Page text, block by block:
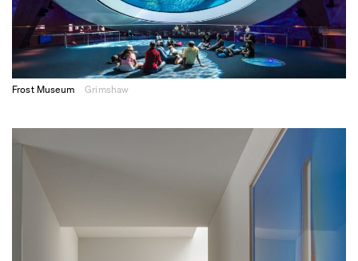
Frost Museum Grimshaw